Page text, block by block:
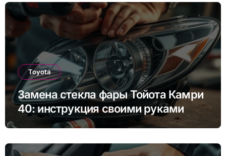
Toyota
Замена стекла фары Тойота Камри
40: инструкция своими руками